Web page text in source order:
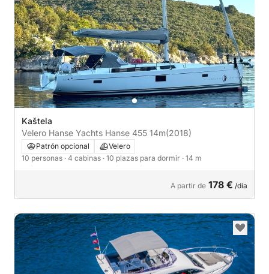
Kaštela
Velero Hanse Yachts Hanse 455 14m(2018)
Patrón opcional
Velero
10 personas · 4 cabinas · 10 plazas para dormir · 14 m
A partir de 178 € /día